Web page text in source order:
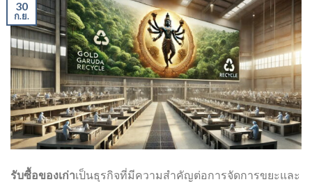
30
ก.ย.
รับซื้อของเก่าเป็นธุรกิจที่มีความสำคัญต่อการจัดการขยะและ